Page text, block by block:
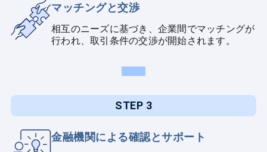
マッチングと交渉
相互のニーズに基づき、企業間でマッチングが
行われ、取引条件の交渉が開始されます。
STEP 3
金融機関による確認とサポート